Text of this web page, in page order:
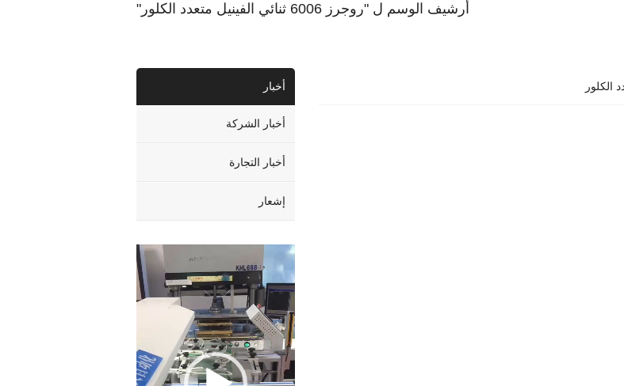
أرشيف الوسم ل "روجرز 6006 ثنائي الفينيل متعدد الكلور"
أخبار
أخبار الشركة
أخبار التجارة
إشعار
Video
Player